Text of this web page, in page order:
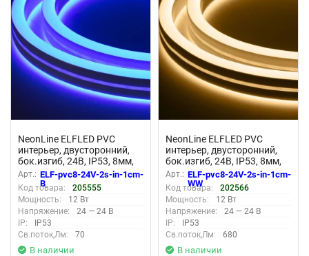
NeonLine ELFLED PVC
интерьер, двусторонний,
бок.изгиб, 24В, IP53, 8мм,
1м, крат.реза 1см, синий
Арт.: ELF-pvc8-24V-2s-in-1cm-
B
Код товара:
205555
Мощность:
12 Вт
Напряжение:
24 — 24 В
IP:
IP53
Св.поток,Лм:
70
В наличии
NeonLine ELFLED PVC
интерьер, двусторонний,
бок.изгиб, 24В, IP53, 8мм,
1м, крат.реза 1см, белый
тепл
Арт.: ELF-pvc8-24V-2s-in-1cm-
WW
Код товара:
202566
Мощность:
12 Вт
Напряжение:
24 — 24 В
IP:
IP53
Св.поток,Лм:
680
В наличии